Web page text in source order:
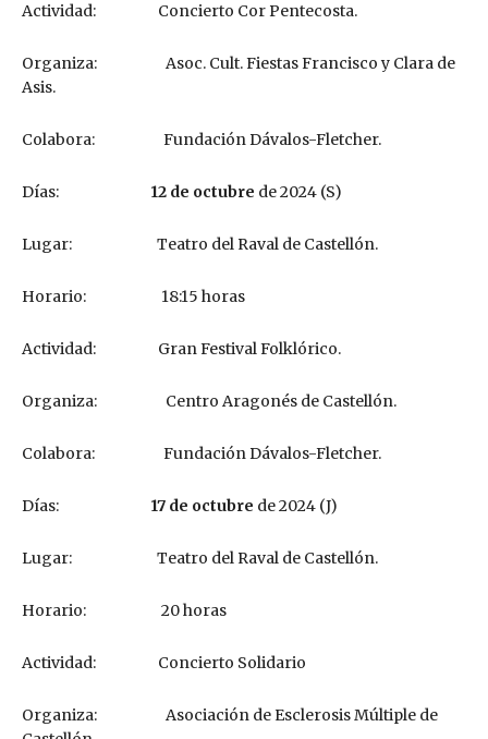
Actividad: Concierto Cor Pentecosta.
Organiza: Asoc. Cult. Fiestas Francisco y Clara de
Asis.
Colabora: Fundación Dávalos-Fletcher.
Días: 12 de octubre de 2024 (S)
Lugar: Teatro del Raval de Castellón.
Horario: 18:15 horas
Actividad: Gran Festival Folklórico.
Organiza: Centro Aragonés de Castellón.
Colabora: Fundación Dávalos-Fletcher.
Días: 17 de octubre de 2024 (J)
Lugar: Teatro del Raval de Castellón.
Horario: 20 horas
Actividad: Concierto Solidario
Organiza: Asociación de Esclerosis Múltiple de